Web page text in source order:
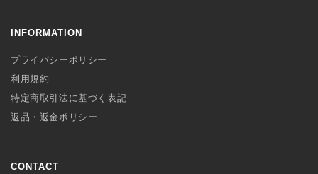
INFORMATION
プライバシーポリシー
利用規約
特定商取引法に基づく表記
返品・返金ポリシー
CONTACT